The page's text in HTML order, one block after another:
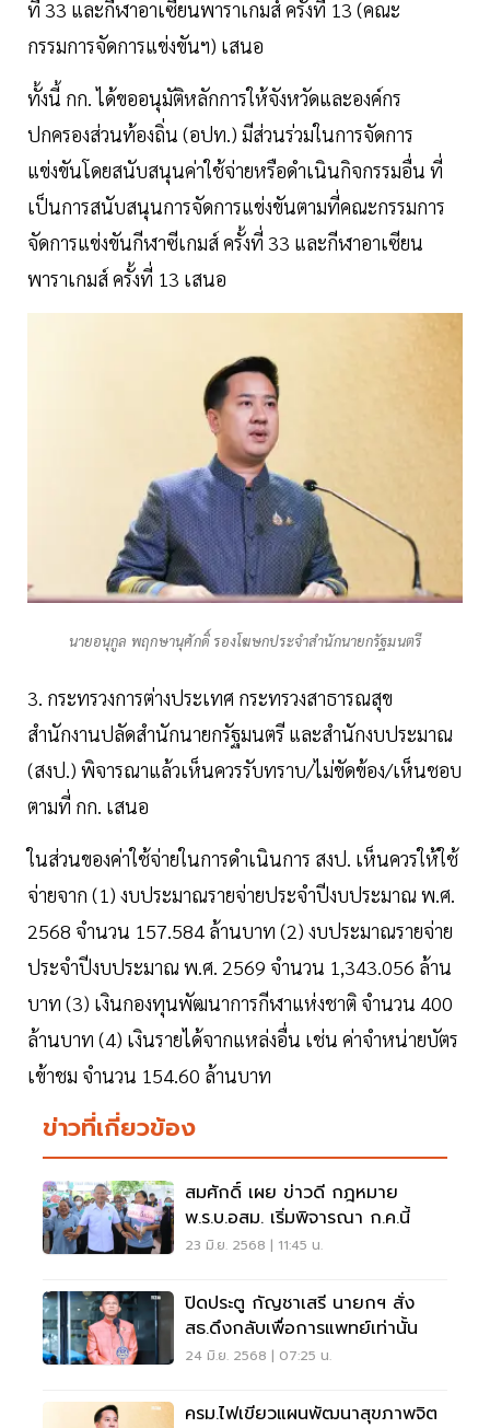
ที่ 33 และกีฬาอาเซียนพาราเกมส์ ครั้งที่ 13 (คณะ
กรรมการจัดการแข่งขันฯ) เสนอ
ทั้งนี้ กก. ได้ขออนุมัติหลักการให้จังหวัดและองค์กร
ปกครองส่วนท้องถิ่น (อปท.) มีส่วนร่วมในการจัดการ
แข่งขันโดยสนับสนุนค่าใช้จ่ายหรือดำเนินกิจกรรมอื่น ที่
เป็นการสนับสนุนการจัดการแข่งขันตามที่คณะกรรมการ
จัดการแข่งขันกีฬาซีเกมส์ ครั้งที่ 33 และกีฬาอาเซียน
พาราเกมส์ ครั้งที่ 13 เสนอ
นายอนุกูล พฤกษานุศักดิ์ รองโฆษกประจำสำนักนายกรัฐมนตรี
3. กระทรวงการต่างประเทศ กระทรวงสาธารณสุข
สำนักงานปลัดสำนักนายกรัฐมนตรี และสำนักงบประมาณ
(สงป.) พิจารณาแล้วเห็นควรรับทราบ/ไม่ขัดข้อง/เห็นชอบ
ตามที่ กก. เสนอ
ในส่วนของค่าใช้จ่ายในการดำเนินการ สงป. เห็นควรให้ใช้
จ่ายจาก (1) งบประมาณรายจ่ายประจำปีงบประมาณ พ.ศ.
2568 จำนวน 157.584 ล้านบาท (2) งบประมาณรายจ่าย
ประจำปีงบประมาณ พ.ศ. 2569 จำนวน 1,343.056 ล้าน
บาท (3) เงินกองทุนพัฒนาการกีฬาแห่งชาติ จำนวน 400
ล้านบาท (4) เงินรายได้จากแหล่งอื่น เช่น ค่าจำหน่ายบัตร
เข้าชม จำนวน 154.60 ล้านบาท
ข่าวที่เกี่ยวข้อง
สมศักดิ์ เผย ข่าวดี กฎหมาย
พ.ร.บ.อสม. เริ่มพิจารณา ก.ค.นี้
23 มิ.ย. 2568 | 11:45 น.
ปิดประตู กัญชาเสรี นายกฯ สั่ง
สธ.ดึงกลับเพื่อการแพทย์เท่านั้น
24 มิ.ย. 2568 | 07:25 น.
ครม.ไฟเขียวแผนพัฒนาสุขภาพจิต